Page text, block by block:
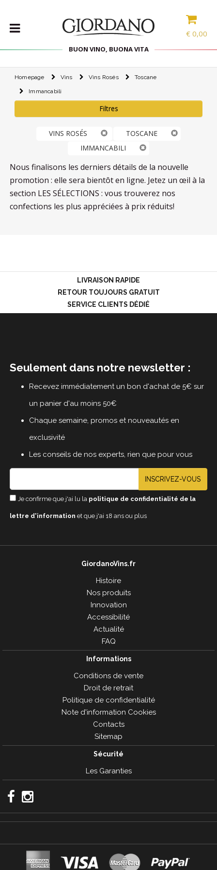
€ 0,00
BUON VINO, BUONA VITA
VINS
LES
SÉLECTIONS
ACCESSOIRES
PROMOTIONS
BLOG
Homepage Vins Vins Rosés Toscane
Immancabili
Filtres
VINS ROSÉS
TOSCANE
IMMANCABILI
Nous finalisons les derniers détails de la nouvelle
promotion : elle sera bientôt en ligne. Jetez un œil à la
section LES SÉLECTIONS : vous trouverez nos
confections les plus appréciées à prix réduits!
LIVRAISON RAPIDE
RETOUR TOUJOURS GRATUIT
SERVICE CLIENTS DÉDIÉ
Seulement dans notre newsletter :
Recevez immédiatement un bon d'achat de 5€ sur
un panier d'au moins 50€
Chaque semaine, promos et nouveautés en
exclusivité
Les conseils de nos experts, rien que pour vous
INSCRIVEZ-VOUS
Je confirme que j'ai lu la politique de confidentialité de la
lettre d'information et que j'ai 18 ans ou plus
GiordanoVins.fr
Histoire
Nos produits
Innovation
Accessibilité
Actualité
FAQ
Informations
Conditions de vente
Droit de retrait
Politique de confidentialité
Note d'information Cookies
Contacts
Sitemap
Sécurité
Les Garanties